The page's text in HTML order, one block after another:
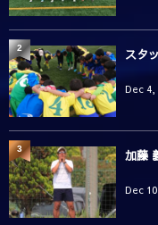
スタ
Dec 4,
2
加藤
Dec
3